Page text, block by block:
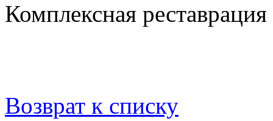
Комплексная
Возврат к списку